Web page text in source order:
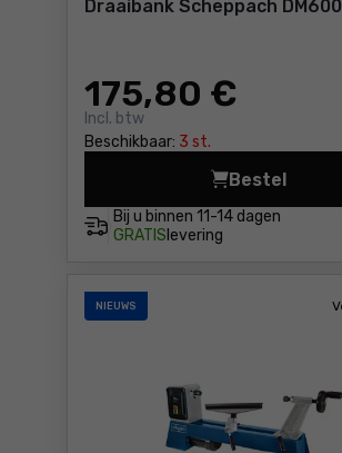
Draaibank Scheppach DM600
175,80 €
Incl. btw
Beschikbaar: 3 st.
Bij u binnen 11-14 dagen
GRATIS levering
Bestel
Draaibank
NIEUWS